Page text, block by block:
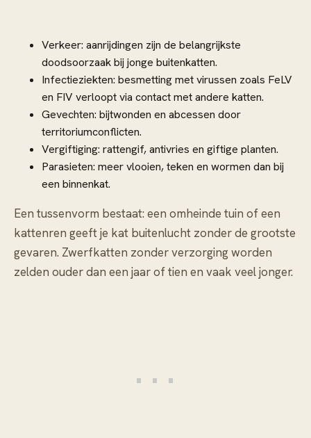
Verkeer: aanrijdingen zijn de belangrijkste
doodsoorzaak bij jonge buitenkatten.
Infectieziekten: besmetting met virussen zoals FeLV
en FIV verloopt via contact met andere katten.
Gevechten: bijtwonden en abcessen door
territoriumconflicten.
Vergiftiging: rattengif, antivries en giftige planten.
Parasieten: meer vlooien, teken en wormen dan bij
een binnenkat.
Een tussenvorm bestaat: een omheinde tuin of een
kattenren geeft je kat buitenlucht zonder de grootste
gevaren. Zwerfkatten zonder verzorging worden
zelden ouder dan een jaar of tien en vaak veel jonger.